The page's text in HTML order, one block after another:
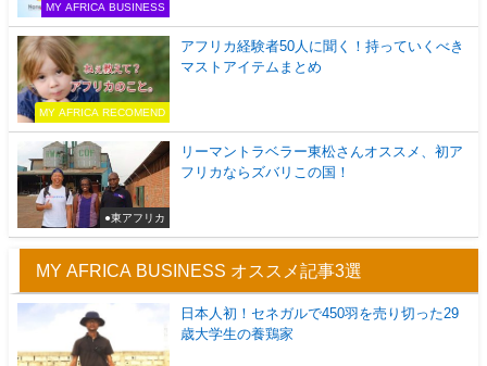
MY AFRICA BUSINESS
MY AFRICA RECOMEND
アフリカ経験者50人に聞く！持っていくべき
マストアイテムまとめ
●東アフリカ
リーマントラベラー東松さんオススメ、初ア
フリカならズバリこの国！
MY AFRICA BUSINESS オススメ記事3選
日本人初！セネガルで450羽を売り切った29
歳大学生の養鶏家